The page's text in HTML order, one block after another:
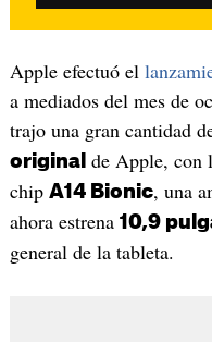
Apple efectuó el
a mediados del mes de
trajo una gran cantidad
original de Apple, con
chip A14 Bionic, una
ahora estrena 10,9
general de la tableta.